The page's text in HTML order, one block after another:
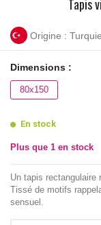
Tapis
Origine : Turquie
Dimensions :
80x150
En stock
Plus que 1 en stock
Un tapis rectangulaire
Tissé de motifs
sensuel.